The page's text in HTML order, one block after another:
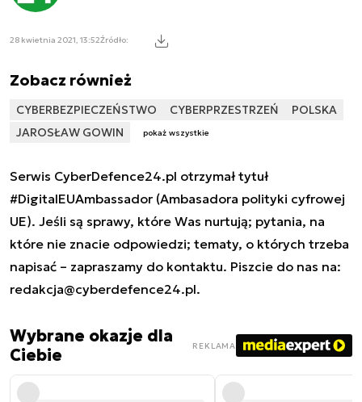
28 kwietnia 2021, 13:52Źródło:
Zobacz również
CYBERBEZPIECZEŃSTWO CYBERPRZESTRZEŃ
POLSKA
JAROSŁAW GOWIN
pokaż wszystkie
Serwis CyberDefence24.pl otrzymał tytuł
#DigitalEUAmbassador (Ambasadora polityki cyfrowej
UE). Jeśli są sprawy, które Was nurtują; pytania, na
które nie znacie odpowiedzi; tematy, o których trzeba
napisać – zapraszamy do kontaktu. Piszcie do nas na:
redakcja@cyberdefence24.pl.
Wybrane okazje dla
Ciebie
REKLAMA